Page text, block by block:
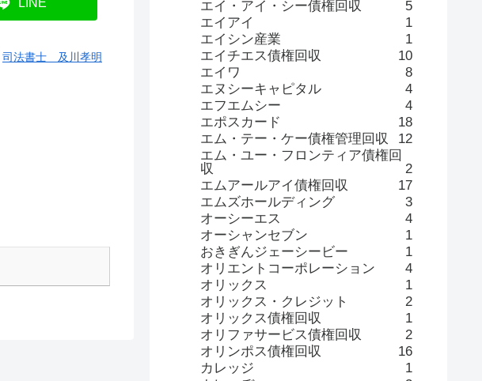
LINE
司法書士 及川孝明
エイ・アイ・シー債権回収
5
エイアイ
1
エイシン産業
1
エイチエス債権回収
10
エイワ
8
エヌシーキャピタル
4
エフエムシー
4
エポスカード
18
エム・テー・ケー債権管理回収
12
エム・ユー・フロンティア債権回
収
2
エムアールアイ債権回収
17
エムズホールディング
3
オーシーエス
4
オーシャンセブン
1
おきぎんジェーシービー
1
オリエントコーポレーション
4
オリックス
1
オリックス・クレジット
2
オリックス債権回収
1
オリファサービス債権回収
2
オリンポス債権回収
16
カレッジ
1